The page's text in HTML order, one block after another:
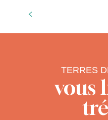
Que faire pendant
TERRES
vous